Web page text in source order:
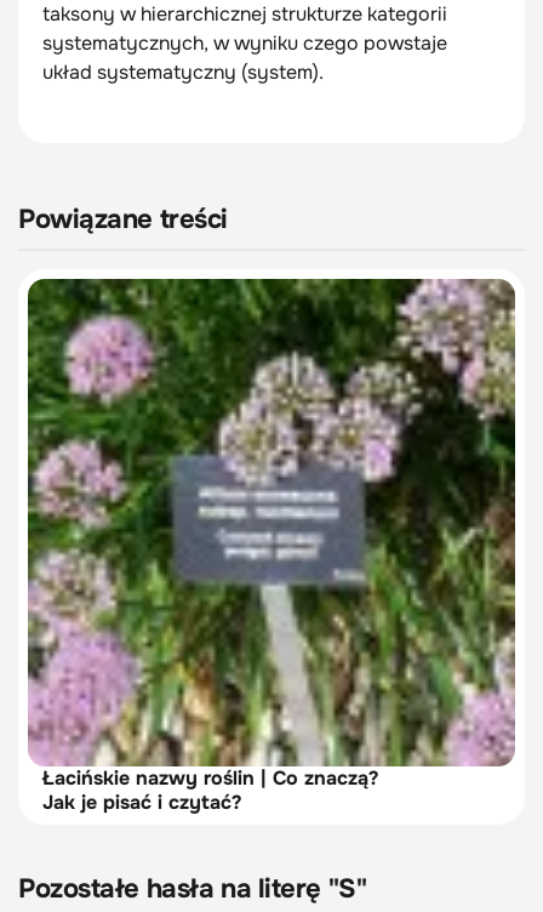
taksony w hierarchicznej strukturze kategorii
systematycznych, w wyniku czego powstaje
układ systematyczny (system).
Powiązane treści
Łacińskie nazwy roślin | Co znaczą?
Jak je pisać i czytać?
Pozostałe hasła na literę "S"